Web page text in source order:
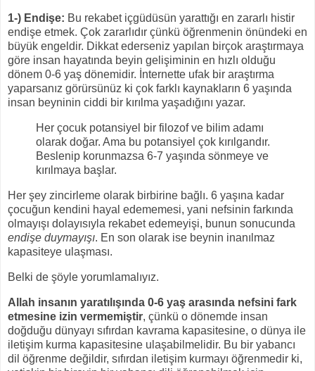
1-) Endişe: Bu rekabet içgüdüsün yarattığı en zararlı histir
endişe etmek. Çok zararlıdır çünkü öğrenmenin önündeki en
büyük engeldir. Dikkat ederseniz yapılan birçok araştırmaya
göre insan hayatında beyin gelişiminin en hızlı olduğu
dönem 0-6 yaş dönemidir. İnternette ufak bir araştırma
yaparsanız görürsünüz ki çok farklı kaynakların 6 yaşında
insan beyninin ciddi bir kırılma yaşadığını yazar.
Her çocuk potansiyel bir filozof ve bilim adamı
olarak doğar. Ama bu potansiyel çok kırılgandır.
Beslenip korunmazsa 6-7 yaşında sönmeye ve
kırılmaya başlar.
Her şey zincirleme olarak birbirine bağlı. 6 yaşına kadar
çocuğun kendini hayal edememesi, yani nefsinin farkında
olmayışı dolayısıyla rekabet edemeyişi, bunun sonucunda
endişe duymayışı. En son olarak ise beynin inanılmaz
kapasiteye ulaşması.
Belki de şöyle yorumlamalıyız.
Allah insanın yaratılışında 0-6 yaş arasında nefsini fark
etmesine izin vermemiştir, çünkü o dönemde insan
doğduğu dünyayı sıfırdan kavrama kapasitesine, o dünya ile
iletişim kurma kapasitesine ulaşabilmelidir. Bu bir yabancı
dil öğrenme değildir, sıfırdan iletişim kurmayı öğrenmedir ki,